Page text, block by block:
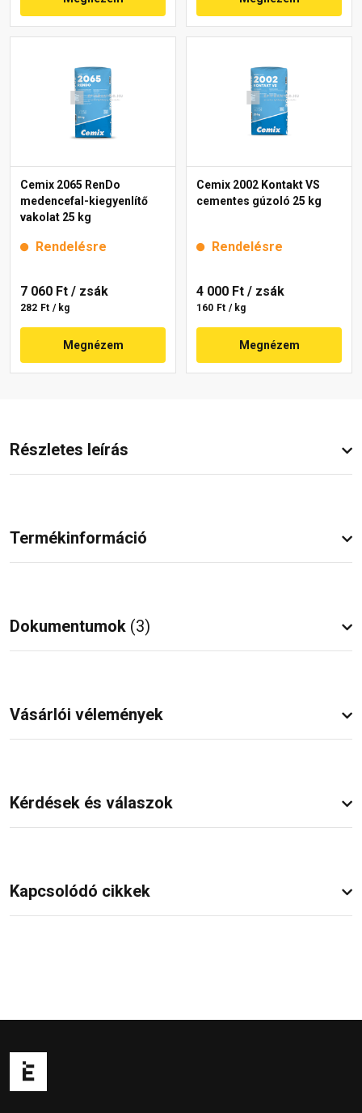
Cemix 2065 RenDo
medencefal-kiegyenlítő
vakolat 25 kg
Rendelésre
7 060 Ft / zsák
282 Ft / kg
Megnézem
Cemix 2002 Kontakt VS
cementes gúzoló 25 kg
Rendelésre
4 000 Ft / zsák
160 Ft / kg
Megnézem
Részletes leírás
Termékinformáció
Dokumentumok (3)
Vásárlói vélemények
Kérdések és válaszok
Kapcsolódó cikkek